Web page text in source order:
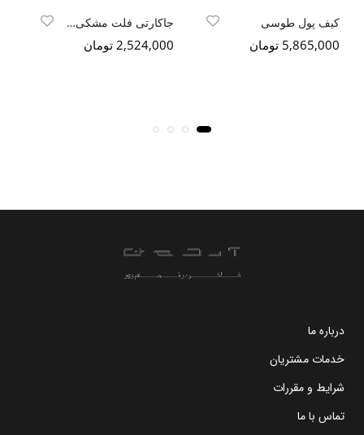
کیف پول طوسی
5,865,000 تومان
جاکارتی فلت مشکی سافتی
2,524,000 تومان
درباره ما
خدمات مشتریان
شرایط و مقررات
تماس با ما